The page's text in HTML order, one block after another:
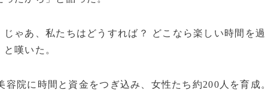
ゃあ、私たちはどうすれば？ どこなら楽しい時間を過
嘆いた。
院に時間と資金をつぎ込み、女性たち約200人を育成